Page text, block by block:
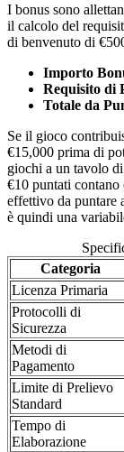
I bonus sono
il calcolo del
di benvenuto di
Importo
Requisito di
Totale da
Se il gioco
€15,000 prima di
giochi a un tavolo
€10 puntati
effettivo da puntare
è quindi una
Categoria
Licenza Primaria
Protocolli di
Sicurezza
Metodi di
Pagamento
Limite di Prelievo
Standard
Tempo di
Elaborazione